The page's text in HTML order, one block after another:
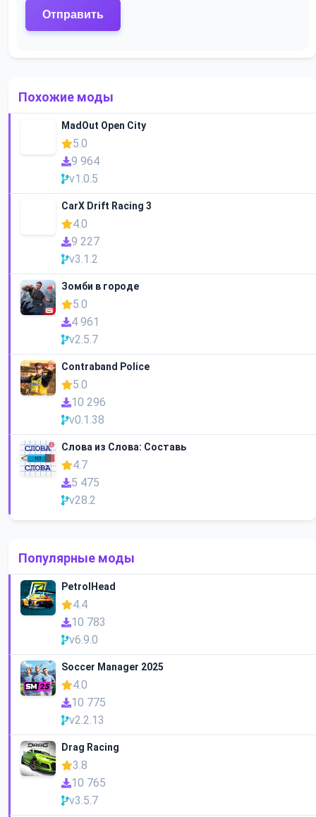
Похожие моды
MadOut Open City
5.0
9 964
v1.0.5
CarX Drift Racing 3
4.0
9 227
v3.1.2
Зомби в городе
5.0
4 961
v2.5.7
Contraband Police
5.0
10 296
v0.1.38
Слова из Слова: Составь
4.7
5 475
v28.2
Популярные моды
PetrolHead
4.4
10 783
v6.9.0
Soccer Manager 2025
4.0
10 775
v2.2.13
Drag Racing
3.8
10 765
v3.5.7